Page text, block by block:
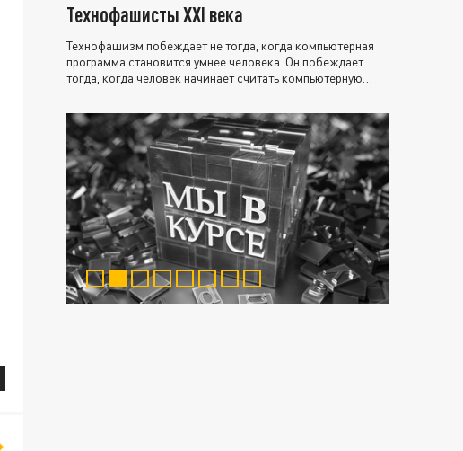
Технофашисты XXI века
Технофашизм побеждает не тогда, когда компьютерная
программа становится умнее человека. Он побеждает
тогда, когда человек начинает считать компьютерную